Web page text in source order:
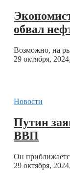
обвал
Возможно, на
29 октября,
Новости
Путин
ВВП
Он
29 октября,